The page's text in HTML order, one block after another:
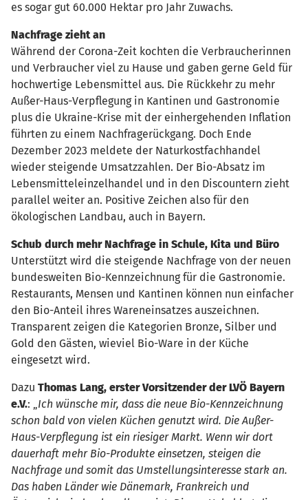
es sogar gut 60.000 Hektar pro Jahr Zuwachs.
Nachfrage zieht an
Während der Corona-Zeit kochten die Verbraucherinnen
und Verbraucher viel zu Hause und gaben gerne Geld für
hochwertige Lebensmittel aus. Die Rückkehr zu mehr
Außer-Haus-Verpflegung in Kantinen und Gastronomie
plus die Ukraine-Krise mit der einhergehenden Inflation
führten zu einem Nachfragerückgang. Doch Ende
Dezember 2023 meldete der Naturkostfachhandel
wieder steigende Umsatzzahlen. Der Bio-Absatz im
Lebensmitteleinzelhandel und in den Discountern zieht
parallel weiter an. Positive Zeichen also für den
ökologischen Landbau, auch in Bayern.
Schub durch mehr Nachfrage in Schule, Kita und Büro
Unterstützt wird die steigende Nachfrage von der neuen
bundesweiten Bio-Kennzeichnung für die Gastronomie.
Restaurants, Mensen und Kantinen können nun einfacher
den Bio-Anteil ihres Wareneinsatzes auszeichnen.
Transparent zeigen die Kategorien Bronze, Silber und
Gold den Gästen, wieviel Bio-Ware in der Küche
eingesetzt wird.
Dazu Thomas Lang, erster Vorsitzender der LVÖ Bayern
e.V.: „Ich wünsche mir, dass die neue Bio-Kennzeichnung
schon bald von vielen Küchen genutzt wird. Die Außer-
Haus-Verpflegung ist ein riesiger Markt. Wenn wir dort
dauerhaft mehr Bio-Produkte einsetzen, steigen die
Nachfrage und somit das Umstellungsinteresse stark an.
Das haben Länder wie Dänemark, Frankreich und